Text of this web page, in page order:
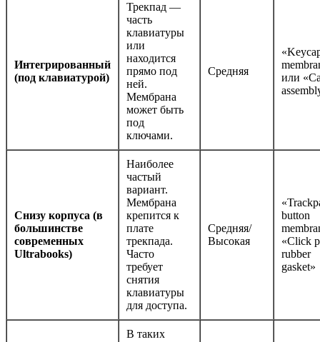
Интегрированный
(под клавиатурой)
Трекпад —
часть
клавиатуры
или
находится
прямо под
ней.
Мембрана
может быть
под
ключами.
Средняя
или
Снизу корпуса (в
большинстве
современных
Ultrabooks)
Наиболее
частый
вариант.
Мембрана
крепится к
плате
трекпада.
Часто
требует
снятия
клавиатуры
для доступа.
Средняя/
Высокая
button
«Click
rubber
gasket»
В таких